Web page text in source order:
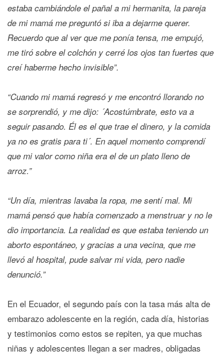
estaba cambiándole el pañal a mi hermanita, la pareja
de mi mamá me preguntó si iba a dejarme querer.
Recuerdo que al ver que me ponía tensa, me empujó,
me tiró sobre el colchón y cerré los ojos tan fuertes que
creí haberme hecho invisible”.
“Cuando mi mamá regresó y me encontró llorando no
se sorprendió, y me dijo: ´Acostúmbrate, esto va a
seguir pasando. Él es el que trae el dinero, y la comida
ya no es gratis para ti´. En aquel momento comprendí
que mi valor como niña era el de un plato lleno de
arroz.”
“Un día, mientras lavaba la ropa, me sentí mal. Mi
mamá pensó que había comenzado a menstruar y no le
dio importancia. La realidad es que estaba teniendo un
aborto espontáneo, y gracias a una vecina, que me
llevó al hospital, pude salvar mi vida, pero nadie
denunció.”
En el Ecuador, el segundo país con la tasa más alta de
embarazo adolescente en la región, cada día, historias
y testimonios como estos se repiten, ya que muchas
niñas y adolescentes llegan a ser madres, obligadas